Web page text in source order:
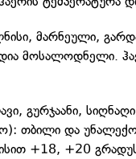
მარნეული,
მოსალოდნელი.
გურჯაანი,
თბილი და
+18, +20